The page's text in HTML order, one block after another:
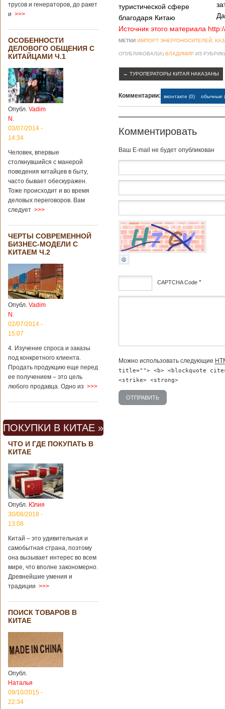
трусов и генераторов, до ракет
и >>>
ОСОБЕННОСТИ
ДЕЛОВОГО ОБЩЕНИЯ С
КИТАЙЦАМИ Ч.1
Опубл. Vadim
N.
03/07/2014 -
14:34
Человек, впервые
столкнувшийся с манерой
поведения китайцев в быту,
часто бывает обескуражен.
Тоже происходит и во время
деловых переговоров. Вам
следует >>>
ЧЕРТЫ СОВРЕМЕННОЙ
БИЗНЕС-МОДЕЛИ С
КИТАЕМ Ч.2
Опубл. Vadim
N.
02/07/2014 -
15:07
4. Изучение спроса и заказы
под конкретного клиента.
Продать продукцию еще перед
ее получением – это цель
любого продавца. Одно из >>>
ПОКУПКИ В КИТАЕ »
ЧТО И ГДЕ ПОКУПАТЬ В
КИТАЕ
Опубл. Юлия
30/08/2018 -
13:08
Китай – это удивительная и
самобытная страна, поэтому
она вызывает интерес во всем
мире, что вполне закономерно.
Древнейшие умения и
традиции >>>
ПОИСК ТОВАРОВ В
КИТАЕ
Опубл.
Наталья
09/10/2015 -
22:34
туристической сфере
благодаря Китаю
Источник этого материала
МЕТКИ ИМПОРТ ЭНЕРГОНОСИТЕЛЕЙ
ОПУБЛИКОВАЛ(А) ВЛАДИМИР ИЗ
← ТУРОПЕРАТОРЫ КИТАЯ НАКАЗАНЫ
Комментарии: вконтакте (0) обычные
Комментировать
Baш E-mail не будет опубликован
CAPTCHA Code *
Можно использовать следующие
title=""> <b> <blockquote
<strike> <strong>